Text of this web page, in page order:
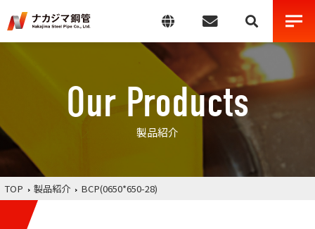
Our Products
製品紹介
TOP 製品紹介 BCP(0650*650-28)